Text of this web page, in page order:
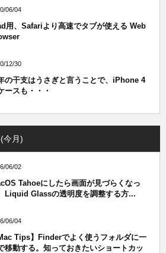
06/04
用、Safariより高速でタブが使える Web
12/30
の干支はうさぎと言うことで、iPhone 4
ースも・・・
今月)
06/02
Tahoeにしたら画面が見づらくなっ
Liquid Glassの透明度を調整する方...
06/04
Mac Tips】Finderでよく使うフォルダに一
移動する。知っておきたいショートカッ